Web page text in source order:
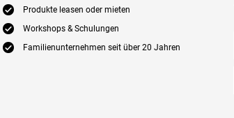
E Produkte leasen oder mieten
E Workshops & Schulungen
E Familienunternehmen seit über 20 Jahren